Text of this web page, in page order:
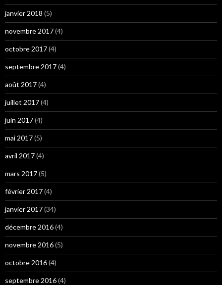
janvier 2018 (5)
novembre 2017(4)
octobre 2017(4)
septembre 2017(4)
août 2017(4)
juillet 2017(4)
juin 2017(4)
mai 2017(5)
avril 2017(4)
mars 2017(5)
février 2017(4)
janvier 2017(34)
décembre 2016(4)
novembre 2016(5)
octobre 2016(4)
septembre 2016(4)